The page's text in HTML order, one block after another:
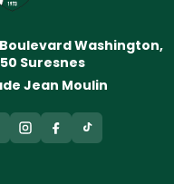
Boulevard Washington,
Suresnes
Jean Moulin